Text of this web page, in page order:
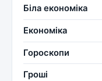
Біла економіка
Економіка
Гороскопи
Гроші